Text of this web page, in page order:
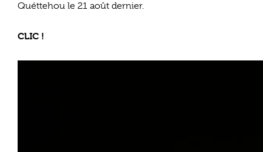
Quéttehou le 21 août dernier.
CLIC !